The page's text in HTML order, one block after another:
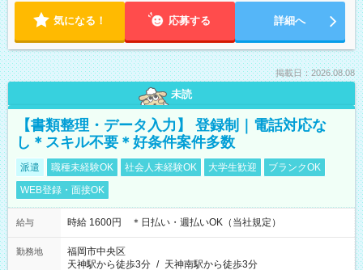
気になる！ 応募する 詳細へ
掲載日：2026.08.08
未読
【書類整理・データ入力】 登録制｜電話対応な
し＊スキル不要＊好条件案件多数
派遣 職種未経験OK 社会人未経験OK 大学生歓迎
ブランクOK
WEB登録・面接OK
給与 時給 1600円 ＊日払い・週払いOK（当社規定）
勤務地
福岡市中央区
天神駅から徒歩3分 / 天神南駅から徒歩3分